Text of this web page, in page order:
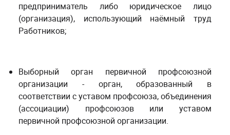
предприниматель либо юридическое лицо
(организация), использующий наёмный труд
Работников;
Выборный орган первичной профсоюзной
организации - орган, образованный в
соответствии с уставом профсоюза, объединения
(ассоциации) профсоюзов или уставом
первичной профсоюзной организации.